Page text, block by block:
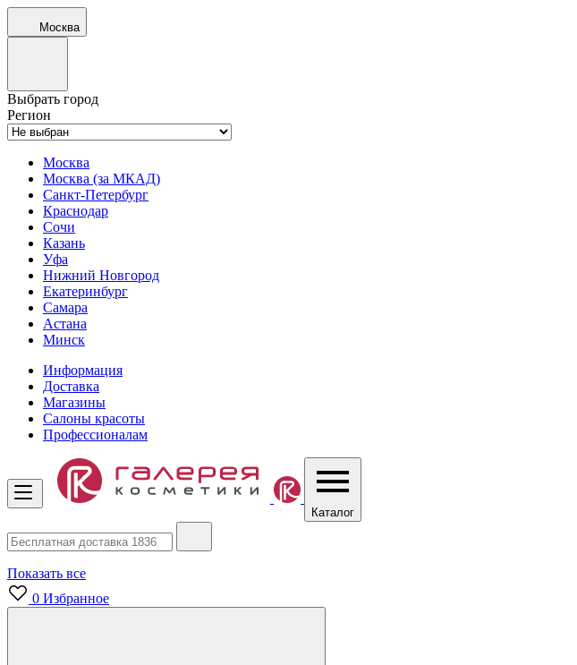
Москва
Выбрать город
Регион
Москва
Москва (за МКАД)
Санкт-Петербург
Краснодар
Сочи
Казань
Уфа
Нижний Новгород
Екатеринбург
Самара
Астана
Минск
Информация
Доставка
Магазины
Салоны красоты
Профессионалам
Каталог
Показать все
0 Избранное